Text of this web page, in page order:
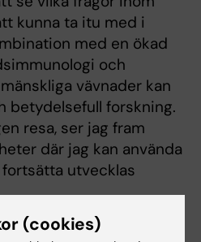
kunna ta itu med i
med en ökad
och
vävnader kan
betydelsefull forskning.
resa, ser jag fram
där jag kan använda
utvecklas
(cookies)